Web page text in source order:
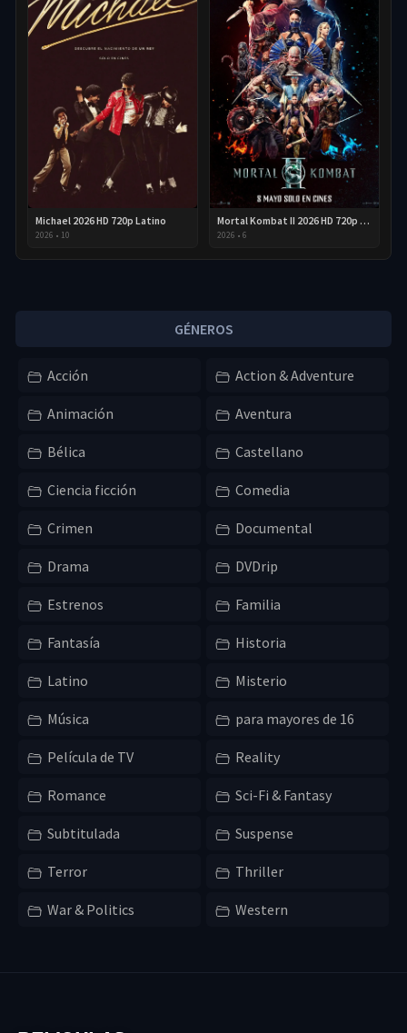
Michael 2026 HD 720p Latino
2026 • 10
Mortal Kombat II 2026 HD 720p Latino
2026 • 6
GÉNEROS
Acción Action & Adventure
Animación Aventura
Bélica Castellano
Ciencia ficción Comedia
Crimen Documental
Drama DVDrip
Estrenos Familia
Fantasía Historia
Latino Misterio
Música para mayores de 16
Película de TV Reality
Romance Sci-Fi & Fantasy
Subtitulada Suspense
Terror Thriller
War & Politics Western